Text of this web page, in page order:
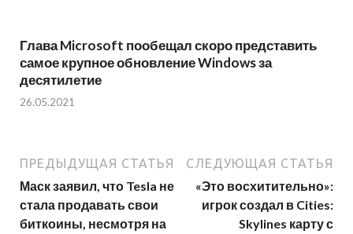
Глава Microsoft пообещал скоро представить
самое крупное обновление Windows за
десятилетие
26.05.2021
ПРЕДЫДУЩАЯ СТАТЬЯ
Маск заявил, что Tesla не
стала продавать свои
биткоины, несмотря на
СЛЕДУЮЩАЯ СТАТЬЯ
«Это восхитительно»:
игрок создал в Cities:
Skylines карту с